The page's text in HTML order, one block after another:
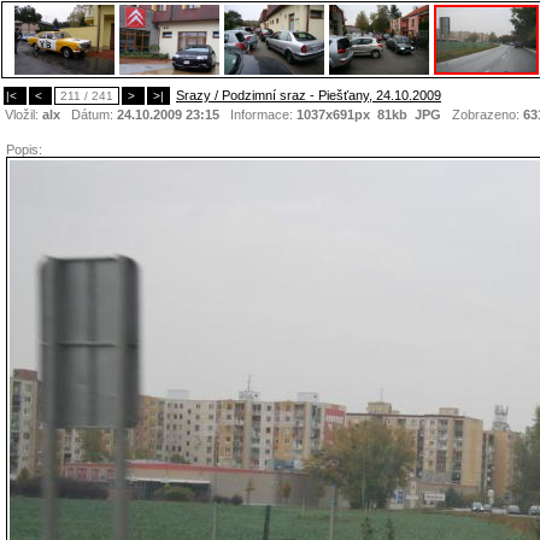
|< < 211 / 241 > >|
Srazy / Podzimní sraz - Piešťany, 24.10.2009
Vložil: alx Dátum: 24.10.2009 23:15 Informace: 1037x691px 81kb JPG Zobrazeno:
Popis: